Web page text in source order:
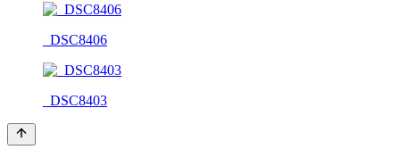
_DSC8406
_DSC8403